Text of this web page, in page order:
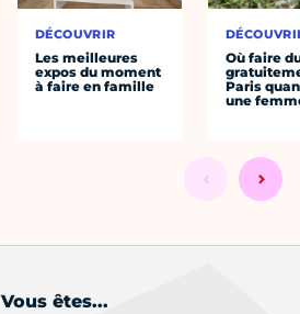
DÉCOUVRIR
Les meilleures
expos du moment
à faire en famille
Où faire
Paris
une
Vous êtes...